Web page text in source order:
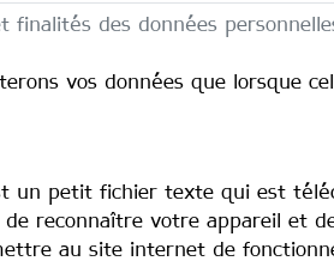
finalités des données
vos données que lorsque
un petit fichier texte qui est
reconnaître votre appareil et
au site internet de